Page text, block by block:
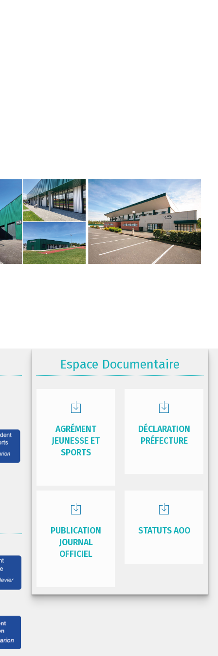
Espace Documentaire
AGRÉMENT
JEUNESSE ET
SPORTS
DÉCLARATION
PRÉFECTURE
PUBLICATION
JOURNAL
OFFICIEL
STATUTS AOO